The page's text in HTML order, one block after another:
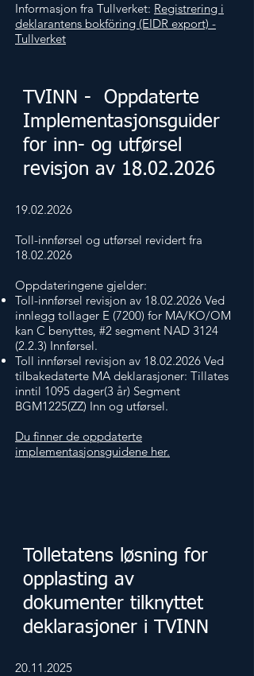
Informasjon fra Tullverket: Registrering i
deklarantens bokföring (EIDR export) -
Tullverket
TVINN - Oppdaterte
Implementasjonsguider
for inn- og utførsel
revisjon av 18.02.2026
19.02.2026
Toll-innførsel og utførsel revidert fra
18.02.2026
Oppdateringene gjelder:
Toll-innførsel revisjon av 18.02.2026 Ved
innlegg tollager E (7200) for MA/KO/OM
kan C benyttes, #2 segment NAD 3124
(2.2.3) Innførsel.
Toll innførsel revisjon av 18.02.2026 Ved
tilbakedaterte MA deklarasjoner: Tillates
inntil 1095 dager(3 år) Segment
BGM1225(ZZ) Inn og utførsel.
Du finner de oppdaterte
implementasjonsguidene her.
Tolletatens løsning for
opplasting av
dokumenter tilknyttet
deklarasjoner i TVINN
20.11.2025